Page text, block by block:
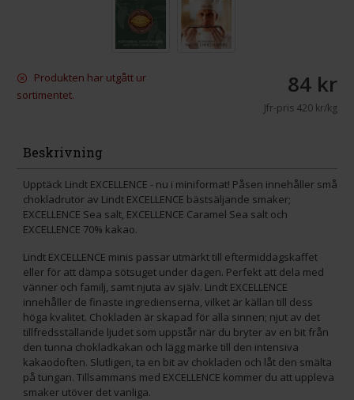
Produkten har utgått ur
sortimentet.
84 kr
Jfr-pris420 kr/kg
Beskrivning
Upptäck Lindt EXCELLENCE - nu i miniformat! Påsen innehåller små
chokladrutor av Lindt EXCELLENCE bästsäljande smaker;
EXCELLENCE Sea salt, EXCELLENCE Caramel Sea salt och
EXCELLENCE 70% kakao.
Lindt EXCELLENCE minis passar utmärkt till eftermiddagskaffet
eller för att dämpa sötsuget under dagen. Perfekt att dela med
vänner och familj, samt njuta av själv. Lindt EXCELLENCE
innehåller de finaste ingredienserna, vilket är källan till dess
höga kvalitet. Chokladen är skapad för alla sinnen; njut av det
tillfredsställande ljudet som uppstår när du bryter av en bit från
den tunna chokladkakan och lägg märke till den intensiva
kakaodoften. Slutligen, ta en bit av chokladen och låt den smälta
på tungan. Tillsammans med EXCELLENCE kommer du att uppleva
smaker utöver det vanliga.